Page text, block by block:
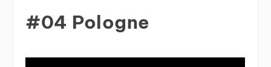
#04 Pologne